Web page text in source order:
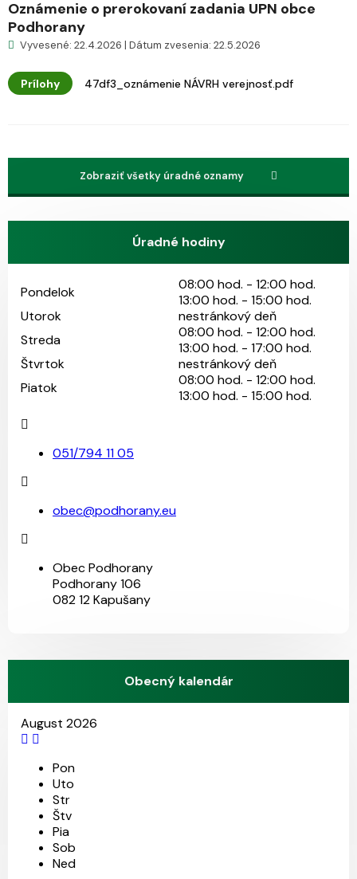
Oznámenie o prerokovaní zadania UPN obce
Podhorany
Vyvesené: 22.4.2026 | Dátum zvesenia: 22.5.2026
Prílohy 47df3_oznámenie NÁVRH verejnosť.pdf
Zobraziť všetky úradné oznamy
Úradné hodiny
Pondelok
08:00 hod. - 12:00 hod.
13:00 hod. - 15:00 hod.
Utorok
nestránkový deň
Streda
08:00 hod. - 12:00 hod.
13:00 hod. - 17:00 hod.
Štvrtok
nestránkový deň
Piatok
08:00 hod. - 12:00 hod.
13:00 hod. - 15:00 hod.
051/794 11 05
obec@podhorany.eu
Obec Podhorany
Podhorany 106
082 12 Kapušany
Obecný kalendár
August 2026
Pon
Uto
Str
Štv
Pia
Sob
Ned